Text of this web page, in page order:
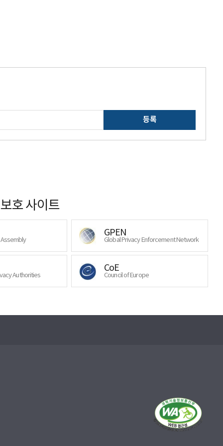
등록
호 사이트
GPEN
Global Privacy Enforcement Network
Authorities
CoE
Council of Europe